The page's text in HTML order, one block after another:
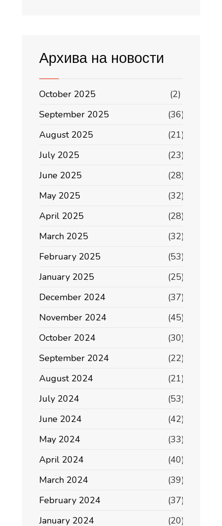
Архива на новости
October 2025
(2)
September 2025
(36)
August 2025
(21)
July 2025
(23)
June 2025
(28)
May 2025
(32)
April 2025
(28)
March 2025
(32)
February 2025
(53)
January 2025
(25)
December 2024
(37)
November 2024
(45)
October 2024
(30)
September 2024
(22)
August 2024
(21)
July 2024
(53)
June 2024
(42)
May 2024
(33)
April 2024
(40)
March 2024
(39)
February 2024
(37)
January 2024
(20)